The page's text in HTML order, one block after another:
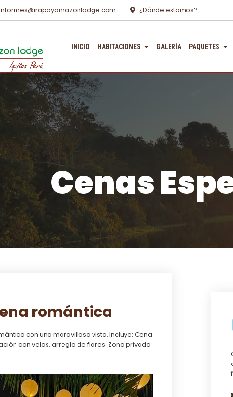
informes@irapayamazonlodge.com ¿Dónde estamos?
INICIO HABITACIONES GALERÍA PAQUETES
Cenas
romántica
con una maravillosa vista. Incluye: Cena
con velas, arreglo de flores. Zona privada